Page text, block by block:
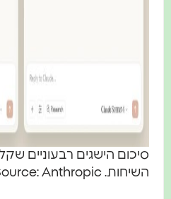
סיכום הישגים רבעוניים
השיחות. Source: Anthropic